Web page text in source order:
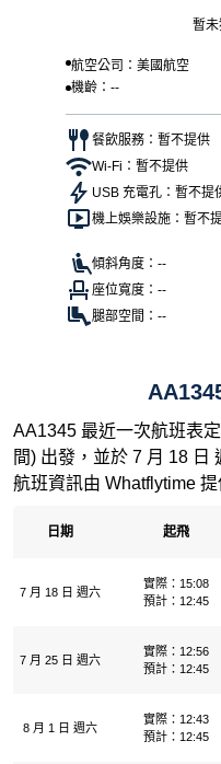
暫
航空公司：美國航空
機齡：--
餐飲服務：暫不提供
Wi-Fi：暫不提供
USB 充電孔：暫不提
機上娛樂設施：暫不
傾斜角度：--
座位寬度：--
腿部空間：--
AA1345 最近一次航班表
間) 出發，並於 7 月 18 日
航班資訊由 Whatflytime 提
日期 起飛
7 月 18 日 週六
實際：15:08
預計：12:45
7 月 25 日 週六
實際：12:56
預計：12:45
8 月 1 日 週六
實際：12:43
預計：12:45